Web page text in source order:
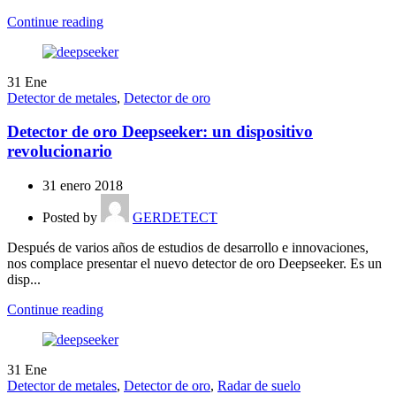
Continue reading
31 Ene
Detector de metales, Detector de oro
Detector de oro Deepseeker: un dispositivo
revolucionario
31 enero 2018
Posted by
GERDETECT
Después de varios años de estudios de desarrollo e innovaciones,
nos complace presentar el nuevo detector de oro Deepseeker. Es un
disp...
Continue reading
31 Ene
Detector de metales, Detector de oro, Radar de suelo